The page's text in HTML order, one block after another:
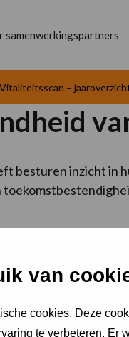
van
cookies. Deze
te verbeteren. Er
samenwerkingspartners
Vitaliteitsscan –
besturen inzicht in
gerichter in
of